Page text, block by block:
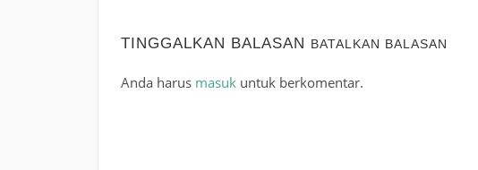
TINGGALKAN BALASAN BATALKAN BALASAN
Anda harus masukuntuk berkomentar.